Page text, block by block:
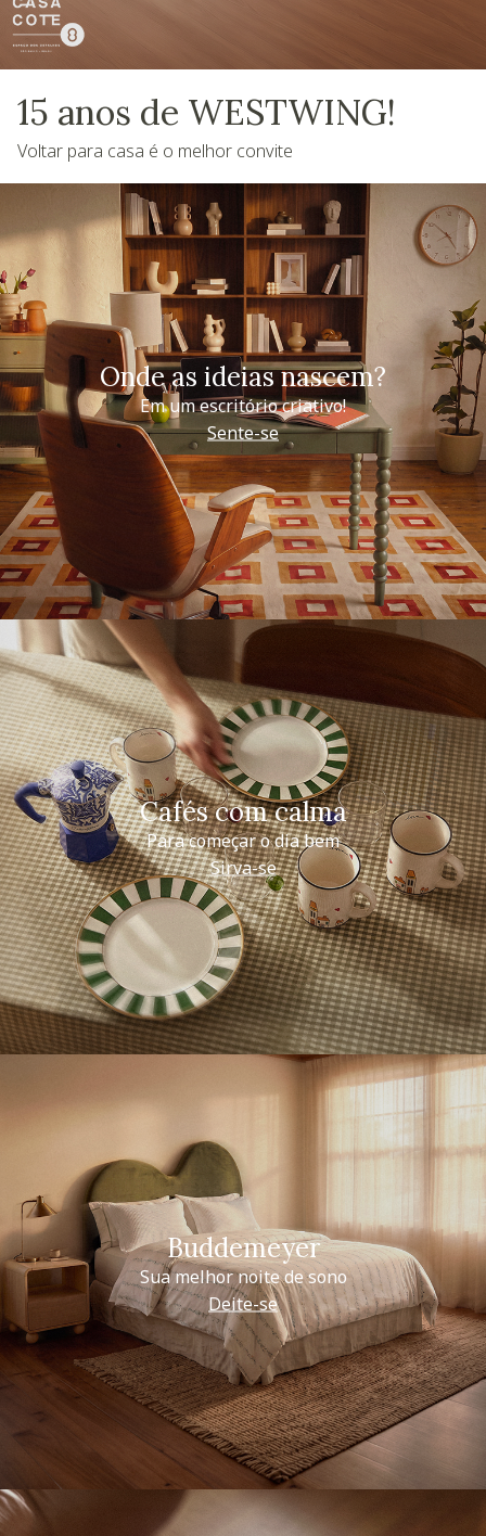
15 anos de WESTWING!
Voltar para casa é o melhor convite
Onde as ideias nascem?
Em um escritório criativo!
Sente-se
Cafés com calma
Para começar o dia bem
Sirva-se
Buddemeyer
Sua melhor noite de sono
Deite-se